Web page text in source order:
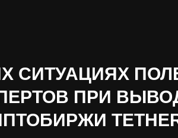
СИТУАЦИЯХ
ПРИ